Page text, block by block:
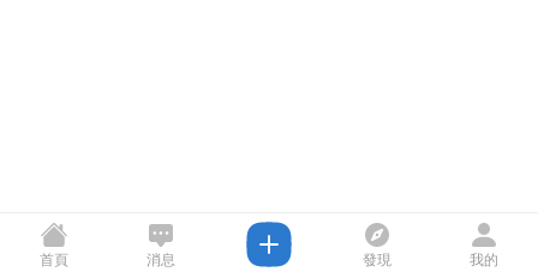
首頁 消息 發現 我的